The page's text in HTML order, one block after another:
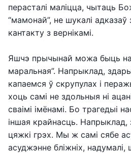
перасталі маліцца, чытаць
“мамонай”, не шукалі адказаў
кантакту з вернікамі.
Яшчэ прычынай можа быць
маральная”. Напрыклад,
капаемся ў скрупулах і
хоць самі не здольныя ні
сваімі імёнамі. Бо трагедыі
іншая крайнасць. Напрыклад,
цяжкі грэх. Мы ж самі сябе
асуджэнне бліжніх,